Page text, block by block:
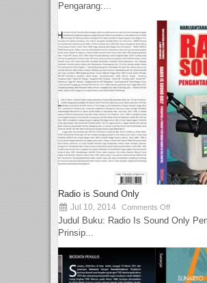
Pengarang:...
Radio is Sound Only
Jul 10, 2014 Comments Off
Judul Buku: Radio Is Sound Only
Prinsip...